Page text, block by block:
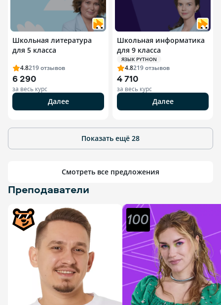
Школьная литература
для 5 класса
4.8219отзывов
6 290
за весь курс
Далее
Школьная информатика
для 9 класса
ЯЗЫК PYTHON
4.8219отзывов
4 710
за весь курс
Далее
Показать ещё 28
Смотреть все предложения
Преподаватели